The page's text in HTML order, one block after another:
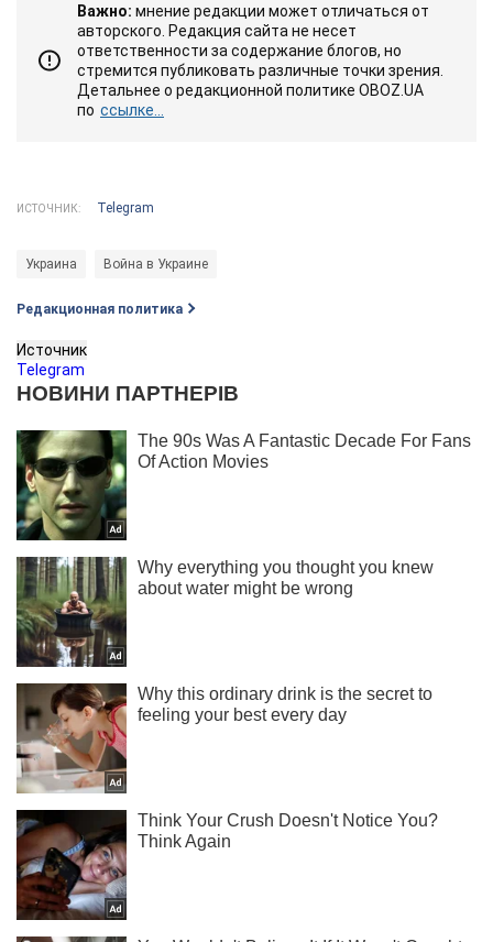
Важно: мнение редакции может отличаться от
авторского. Редакция сайта не несет
ответственности за содержание блогов, но
стремится публиковать различные точки зрения.
Детальнее о редакционной политике OBOZ.UA
по ссылке...
ИСТОЧНИК: Telegram
Украина Война в Украине
Редакционная политика
Источник
Telegram